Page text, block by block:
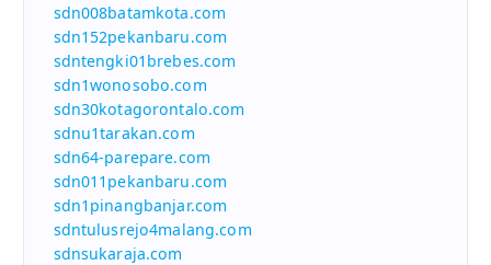
sdn008batamkota.com
sdn152pekanbaru.com
sdntengki01brebes.com
sdn1wonosobo.com
sdn30kotagorontalo.com
sdnu1tarakan.com
sdn64-parepare.com
sdn011pekanbaru.com
sdn1pinangbanjar.com
sdntulusrejo4malang.com
sdnsukaraja.com